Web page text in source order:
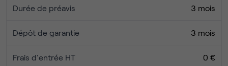
Durée de préavis 3 mois
Dépôt de garantie 3 mois
Frais d'entrée HT 0 €